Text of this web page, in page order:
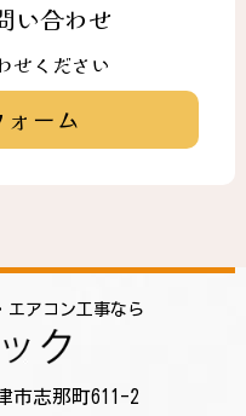
い合わせ
せください
ーム
エアコン工事なら
市志那町611-2